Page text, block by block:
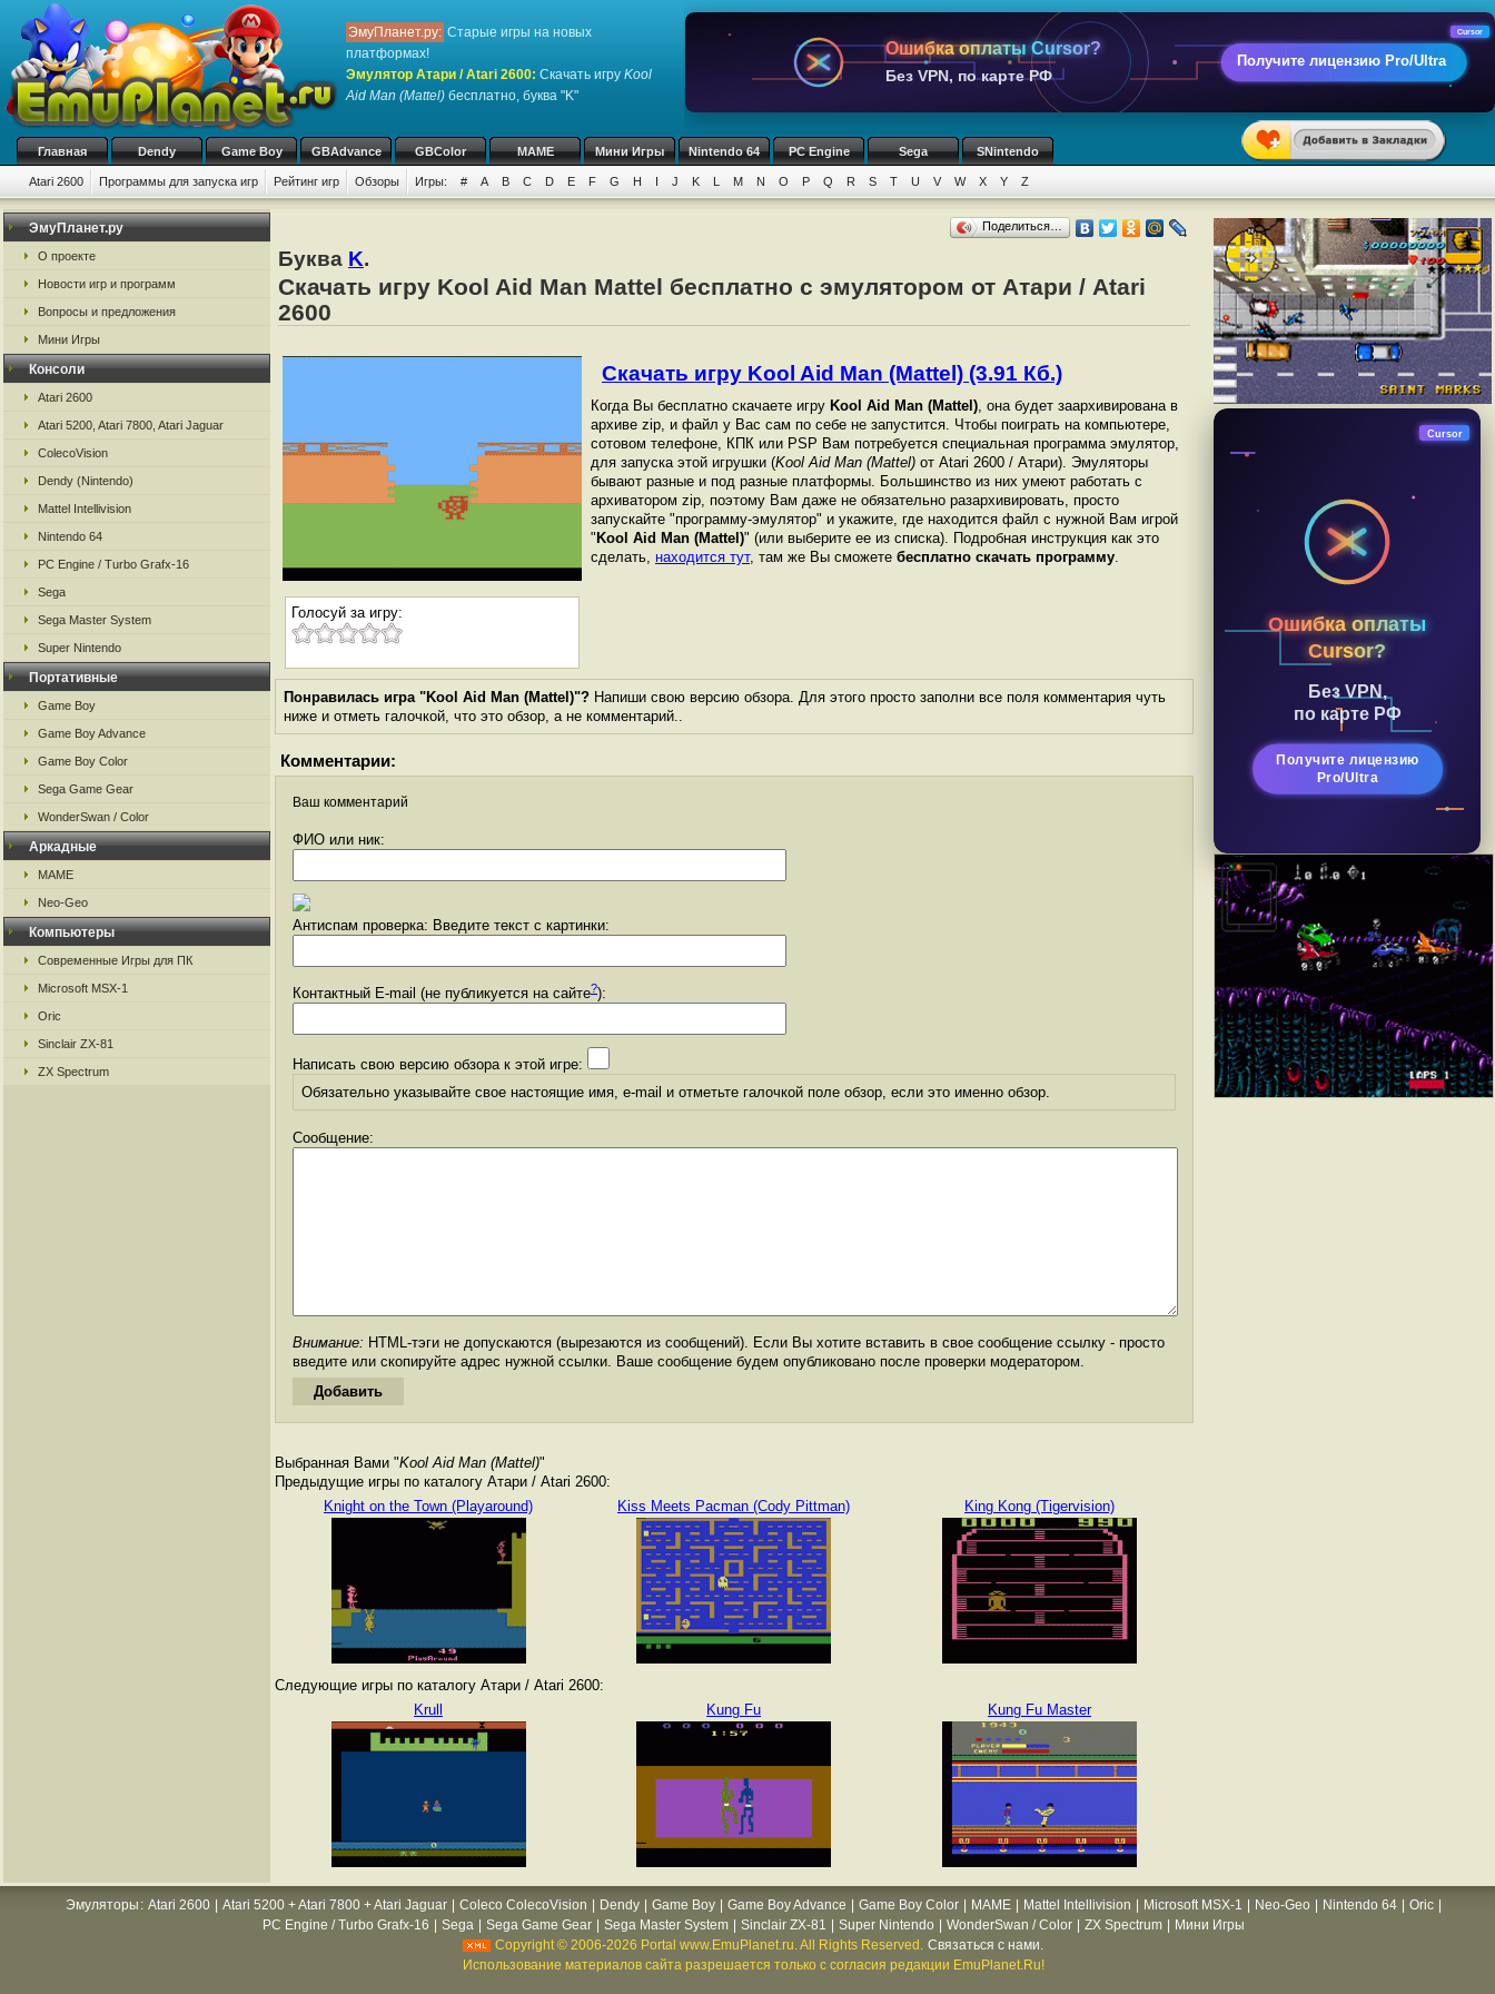
ЭмуПланет.ру: Старые игры на новых
платформах!
Эмулятор Атари / Atari 2600: Скачать игру Kool
Aid Man (Mattel) бесплатно, буква "K"
Ошибка оплаты Cursor?
Без VPN, по карте РФ
Получите лицензию Pro/Ultra
Cursor
Главная Dendy Game Boy GBAdvance GBColor MAME Мини Игры Nintendo 64 PC Engine Sega SNintendo
Atari 2600 Программы для запуска игр Рейтинг игр Обзоры Игры: # A B C D E F G H I J K L M N O P Q R S T U V W X Y Z
ЭмуПланет.ру
О проекте
Новости игр и программ
Вопросы и предложения
Мини Игры
Консоли
Atari 2600
Atari 5200, Atari 7800, Atari Jaguar
ColecoVision
Dendy (Nintendo)
Mattel Intellivision
Nintendo 64
PC Engine / Turbo Grafx-16
Sega
Sega Master System
Super Nintendo
Портативные
Game Boy
Game Boy Advance
Game Boy Color
Sega Game Gear
WonderSwan / Color
Аркадные
MAME
Neo-Geo
Компьютеры
Современные Игры для ПК
Microsoft MSX-1
Oric
Sinclair ZX-81
ZX Spectrum
Поделиться…
Буква K.
Скачать игру Kool Aid Man Mattel бесплатно с эмулятором от Атари / Atari
2600
Голосуй за игру:
Скачать игру Kool Aid Man (Mattel) (3.91 Кб.)
Когда Вы бесплатно скачаете игру Kool Aid Man (Mattel), она будет заархивирована в
архиве zip, и файл у Вас сам по себе не запустится. Чтобы поиграть на компьютере,
сотовом телефоне, КПК или PSP Вам потребуется специальная программа эмулятор,
для запуска этой игрушки (Kool Aid Man (Mattel) от Atari 2600 / Атари). Эмуляторы
бывают разные и под разные платформы. Большинство из них умеют работать с
архиватором zip, поэтому Вам даже не обязательно разархивировать, просто
запускайте "программу-эмулятор" и укажите, где находится файл с нужной Вам игрой
" Kool Aid Man (Mattel)" (или выберите ее из списка). Подробная инструкция как это
сделать, находится тут, там же Вы сможете бесплатно скачать программу.
Понравилась игра "Kool Aid Man (Mattel)"? Напиши свою версию обзора. Для этого просто заполни все поля комментария чуть
ниже и отметь галочкой, что это обзор, а не комментарий..
Комментарии:
Ваш комментарий
ФИО или ник:
Антиспам проверка: Введите текст с картинки:
Контактный E-mail (не публикуется на сайте?):
Написать свою версию обзора к этой игре:
Обязательно указывайте свое настоящие имя, e-mail и отметьте галочкой поле обзор, если это именно обзор.
Сообщение:
Внимание: HTML-тэги не допускаются (вырезаются из сообщений). Если Вы хотите вставить в свое сообщение ссылку - просто
введите или скопируйте адрес нужной ссылки. Ваше сообщение будем опубликовано после проверки модератором.
Выбранная Вами "Kool Aid Man (Mattel)"
Предыдущие игры по каталогу Атари / Atari 2600:
Knight on the Town (Playaround)
Kiss Meets Pacman (Cody Pittman) King Kong (Tigervision)
Следующие игры по каталогу Атари / Atari 2600:
Krull
Kung Fu Kung Fu Master
Ошибка оплаты
Cursor?
Без VPN,
по карте РФ
Получите лицензию
Pro/Ultra
Cursor
Эмуляторы : Atari 2600 Atari 5200 + Atari 7800 + Atari Jaguar Coleco ColecoVision Dendy Game Boy Game Boy Advance Game Boy Color MAME Mattel Intellivision Microsoft MSX-1 Neo-Geo Nintendo 64 Oric
PC Engine / Turbo Grafx-16
Sega Sega Game Gear Sega Master System Sinclair ZX-81 Super Nintendo WonderSwan / Color ZX Spectrum
Мини Игры
Copyright © 2006-2026 Portal www.EmuPlanet.ru. All Rights Reserved. Связаться с нами.
Использование материалов сайта разрешается только с согласия редакции EmuPlanet.Ru!